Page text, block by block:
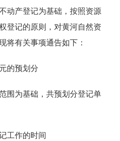
动产登记为基础，按照资源
登记的原则，对黄河自然资
将有关事项通告如下：
的预划分
围为基础，共预划分登记单
工作的时间